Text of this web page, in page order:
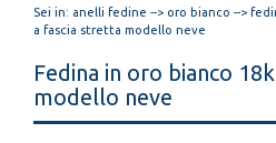
Sei in: anelli fedine --> oro bianco -->
a fascia stretta modello neve
Fedina in oro bianco
modello neve